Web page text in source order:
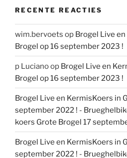
RECENTE REACTIES
wim.bervoets op Brogel Live
Brogel op 16 september 2023 !
p Lucianoop Brogel Live en
Brogel op 16 september 2023 !
Brogel Live en KermisKoers in
september 2022 ! -
koers Grote Brogel 17
Brogel Live en KermisKoers in
september 2022 ! -